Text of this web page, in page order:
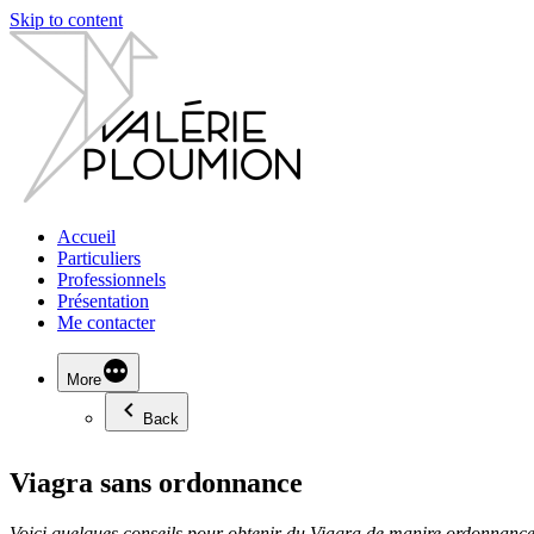
Skip to content
Accueil
Particuliers
Professionnels
Présentation
Me contacter
More
Back
Viagra sans ordonnance